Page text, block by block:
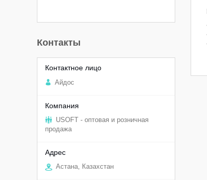
Контакты
Aйдоc
USOFT - оптовая и розничная
продажа
Астана, Казахстан